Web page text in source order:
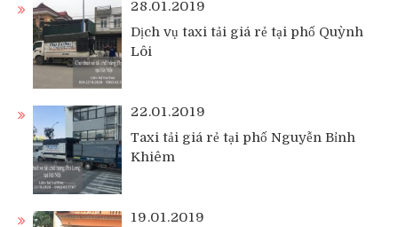
28.01.2019
Dịch vụ taxi tải giá rẻ tại phố Quỳnh
Lôi
22.01.2019
Taxi tải giá rẻ tại phố Nguyễn Bỉnh
Khiêm
19.01.2019